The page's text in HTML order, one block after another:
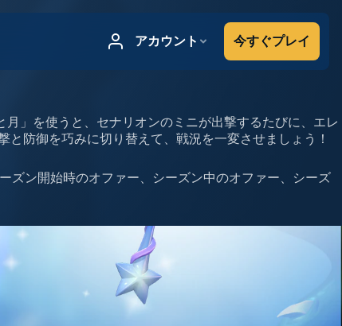
」を使うと、セナリオンのミニが出撃するたびに、エレ
防御を巧みに切り替えて、戦況を一変させましょう！
ズン開始時のオファー、シーズン中のオファー、シーズ